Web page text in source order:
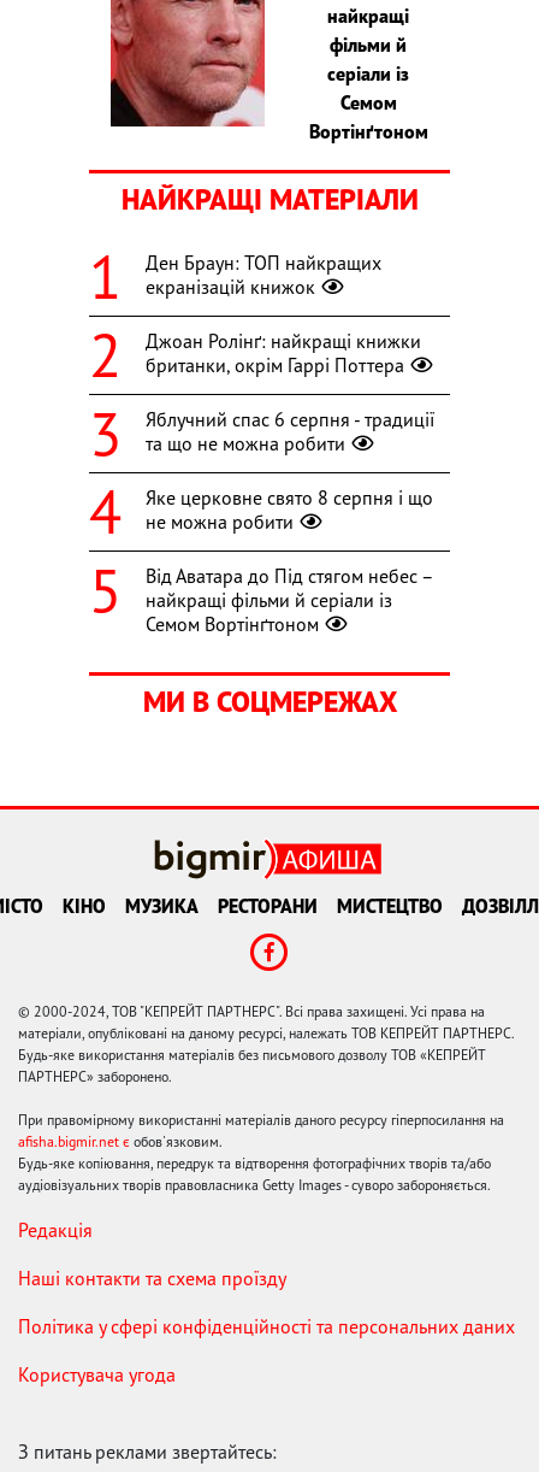
найкращі
фільми й
серіали із
Семом
Вортінґтоном
НАЙКРАЩІ МАТЕРІАЛИ
Ден Браун: ТОП найкращих
екранізацій книжок
Джоан Ролінґ: найкращі книжки
британки, окрім Гаррі Поттера
Яблучний спас 6 серпня - традиції
та що не можна робити
Яке церковне свято 8 серпня і що
не можна робити
Від Аватара до Під стягом небес –
найкращі фільми й серіали із
Семом Вортінґтоном
МИ В СОЦМЕРЕЖАХ
КІНО МУЗИКА РЕСТОРАНИ МИСТЕЦТВО
© 2000-2024, ТОВ "КЕПРЕЙТ ПАРТНЕРС". Всі права захищені. Усі права на
матеріали, опубліковані на даному ресурсі, належать ТОВ КЕПРЕЙТ ПАРТНЕРС.
Будь-яке використання матеріалів без письмового дозволу ТОВ «КЕПРЕЙТ
ПАРТНЕРС» заборонено.
При правомірному використанні матеріалів даного ресурсу гіперпосилання на
afisha.bigmir.net є обов'язковим.
Будь-яке копіювання, передрук та відтворення фотографічних творів та/або
аудіовізуальних творів правовласника Getty Images - суворо забороняється.
Редакція
Наші контакти та схема проїзду
Політика у сфері конфіденційності та персональних даних
Користувача угода
З питань реклами звертайтесь: